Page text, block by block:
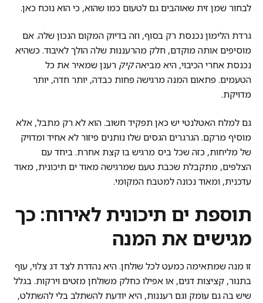
לבחור שמן זית שאוהבים גם לטעום כמו שהוא, כי הוא נוכח כאן.
גרדת הלימון נכנסת רק בסוף, וזה בדיוק המקום הנכון שלה. אם
מוסיפים אותה מוקדם, חלק מהרעננות שלה הולך לאיבוד. כשהיא
נכנסת אחרי הכיבוי, היא מביאהקיק רענן שמאיר את כל
הטעמים. פתאום המנה מרגישה פחות כבדה, יותר חדה, יותר
מדויקת.
גם למלח האטלנטי יש כאן תפקיד חשוב. הוא לא רק מתבל, אלא
מוסיף מרקם. הגרגרים הגסים שלו נותנים פיזור לא אחיד ומדויק
של מליחות, כזה שכל ביס מרגיש בו קצת אחרת. ביחד עם
הצלפים, מתקבלת שכבת טעם שמרגישה מאוד ים תיכונית, מאוד
עדכנית, ומאוד נכונה למטבח המקומי.
תוספת ים תיכונית לאירוח: כך
מגישים את המנה
זו מנה שמתאימה כמעט לכל שולחן. היא נהדרת לצד דג צלוי, עוף
בתנור, קציצות דגים, או אפילו כחלק משולחן מזטים וירקות. בגלל
שיש בה גם עומק וגם רעננות, היא יודעת להשתלב בלי להשתלט,